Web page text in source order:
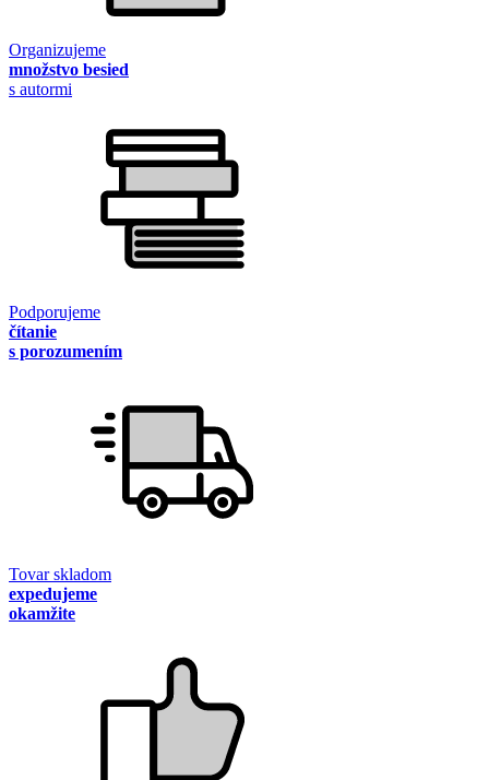
Organizujeme
množstvo besied
s autormi
Podporujeme
čítanie
s porozumením
Tovar skladom
expedujeme
okamžite